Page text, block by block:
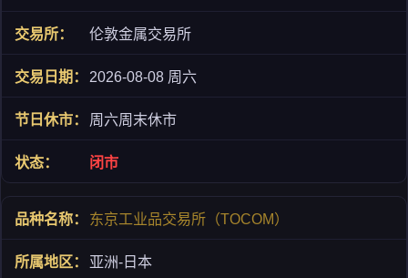
伦敦金属交易所
2026-08-08 周六
周六周末休市
闭市
东京工业品交易所（TOCOM）
亚洲-日本